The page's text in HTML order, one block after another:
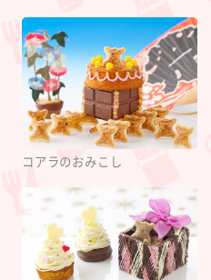
コアラのおみこし